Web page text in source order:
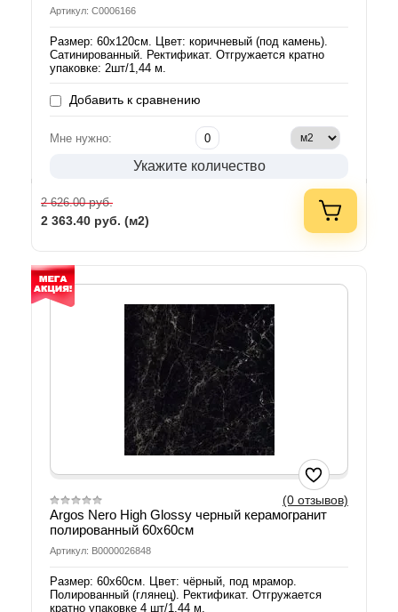
Артикул: С0006166
Размер: 60х120см. Цвет: коричневый (под камень).
Сатинированный. Ректификат. Отгружается кратно
упаковке: 2шт/1,44 м.
Добавить к сравнению
Мне нужно:
Укажите количество
2 626.00руб.
2 363.40 руб. (м2)
(0 отзывов)
Argos Nero High Glossy черный керамогранит
полированный 60х60см
Артикул: В0000026848
Размер: 60х60см. Цвет: чёрный, под мрамор.
Полированный (глянец). Ректификат. Отгружается
кратно упаковке 4 шт/1,44 м.